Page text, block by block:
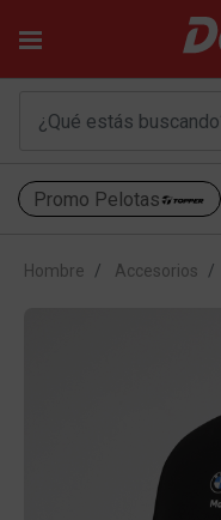
Promo Pelotas
Hombre Accesorios